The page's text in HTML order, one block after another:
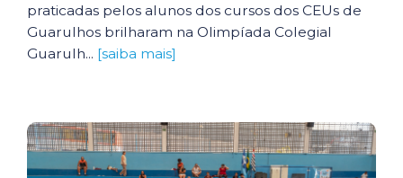
praticadas pelos alunos dos cursos dos CEUs de
Guarulhos brilharam na Olimpíada Colegial
Guarulh... [saiba mais]